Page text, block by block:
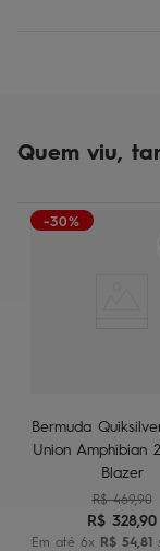
Quem viu,
-30%
Bermuda
Union Amphibian
Blazer
R$ 469,90
R$ 328,90
Em até 6x R$ 54 81